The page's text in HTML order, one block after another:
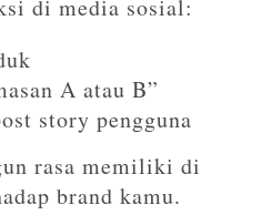
di media sosial:
A atau B”
story pengguna
rasa memiliki di
brand kamu.